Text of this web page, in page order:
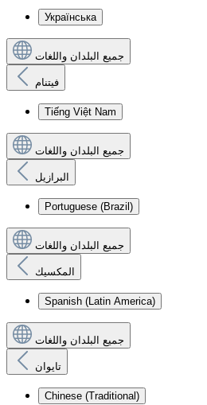
Українська
جميع البلدان واللغات
فيتنام
Tiếng Việt Nam
جميع البلدان واللغات
البرازيل
Portuguese (Brazil)
جميع البلدان واللغات
المكسيك
Spanish (Latin America)
جميع البلدان واللغات
تايوان
Chinese (Traditional)